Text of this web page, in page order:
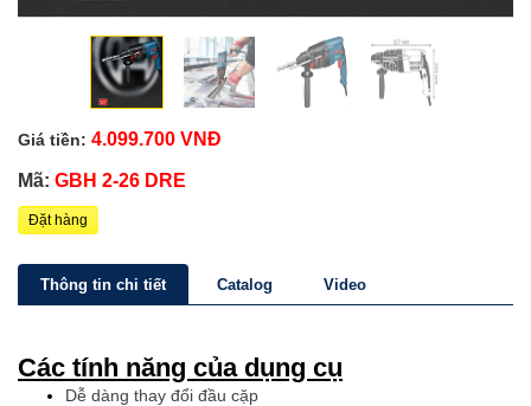
Giá tiền: 4.099.700 VNĐ
Mã: GBH 2-26 DRE
Đặt hàng
Thông tin chi tiết Catalog Video
Các tính năng của dụng cụ
Dễ dàng thay đổi đầu cặp